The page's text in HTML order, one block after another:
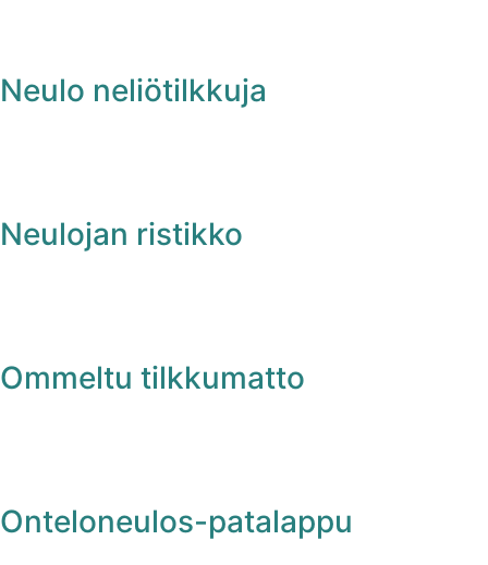
Neulo neliötilkkuja
Neulojan ristikko
Ommeltu tilkkumatto
Onteloneulos-patalappu